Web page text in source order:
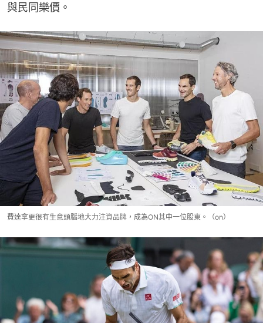
與民同樂價。
費達拿更很有生意頭腦地大力注資品牌，成為ON其中一位股東。（on）